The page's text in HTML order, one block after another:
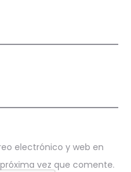
electrónico y web en
vez que comente.